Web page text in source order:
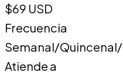
$69 USD
Frecuencia
Semanal/
Atiende a